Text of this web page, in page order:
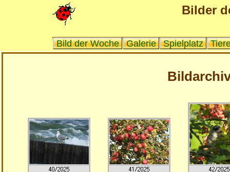
Bilder
Bild der Woche Galerie Spielplatz